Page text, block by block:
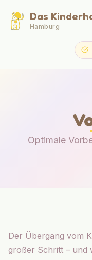
Das
Hamburg
Optimale
Der Übergang vom
großer Schritt – und